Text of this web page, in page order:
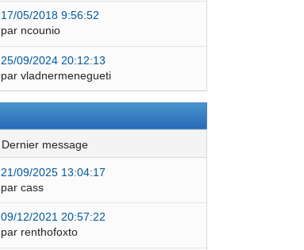
17/05/2018 9:56:52
par ncounio
25/09/2024 20:12:13
par vladnermenegueti
dernier message
21/09/2025 13:04:17
par cass
09/12/2021 20:57:22
par renthofoxto